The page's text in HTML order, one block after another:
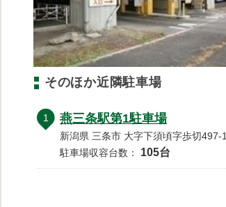
そのほか近隣駐車場
1 燕三条駅第1駐車場
新潟県 三条市 大字下須頃字歩切497-1
駐車場収容台数：
105台